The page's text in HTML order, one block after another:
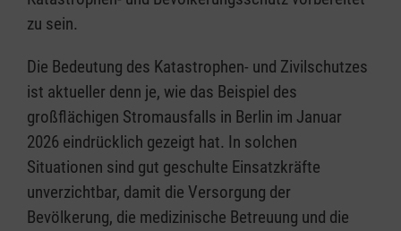
zu sein.
Die Bedeutung des Katastrophen- und Zivilschutzes
ist aktueller denn je, wie das Beispiel des
großflächigen Stromausfalls in Berlin im Januar
2026 eindrücklich gezeigt hat. In solchen
Situationen sind gut geschulte Einsatzkräfte
unverzichtbar, damit die Versorgung der
Bevölkerung, die medizinische Betreuung und die